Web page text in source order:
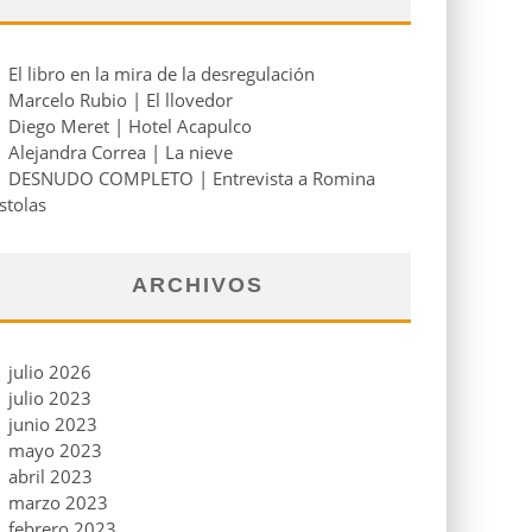
El libro en la mira de la desregulación
Marcelo Rubio | El llovedor
Diego Meret | Hotel Acapulco
Alejandra Correa | La nieve
DESNUDO COMPLETO | Entrevista a Romina
ARCHIVOS
julio 2026
julio 2023
junio 2023
mayo 2023
abril 2023
marzo 2023